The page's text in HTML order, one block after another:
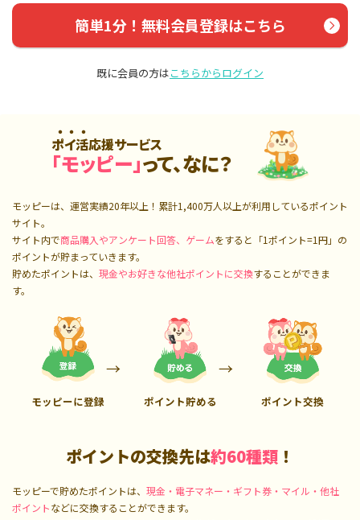
簡単1分！無料会員登録はこちら
既に会員の方はこちらからログイン
ポイ活応援サービス
「モッピー」って、なに？
モッピーは、運営実績20年以上！累計1,400万人以上が利用しているポイント
サイト。
サイト内で商品購入やアンケート回答、ゲームをすると「1ポイント=1円」の
ポイントが貯まっていきます。
貯めたポイントは、 現金やお好きな他社ポイントに交換することができま
す。
モッピーに登録 ポイント貯める ポイント交換
ポイントの交換先は約60種類 ！
モッピーで貯めたポイントは、 現金・電子マネー・ギフト券・マイル・他社
ポイントなどに交換することができます。